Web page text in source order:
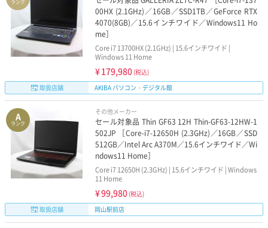
ランク
00HX (2.1GHz)／16GB／SSD1TB／GeForce RTX
4070(8GB)／15.6インチワイド／Windows11 Ho
me］
Core i7 13700HX (2.1GHz) | 15.6インチワイド |
Windows 11 Home
¥179,980 (税込)
取扱店舗
AKIBA パソコン・デジタル館
A
ランク
その他メーカー
セール対象品 Thin GF63 12H Thin-GF63-12HW-1
502JP ［Core-i7-12650H (2.3GHz)／16GB／SSD
512GB／Intel Arc A370M／15.6インチワイド／Wi
ndows11 Home］
Core i7 12650H (2.3GHz) | 15.6インチワイド | Windows
11 Home
¥99,980 (税込)
取扱店舗
岡山駅前店